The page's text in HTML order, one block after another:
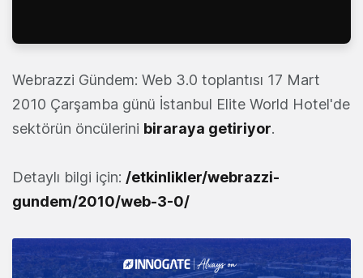
Webrazzi Gündem: Web 3.0 toplantısı 17 Mart
2010 Çarşamba günü İstanbul Elite World Hotel'de
sektörün öncülerini biraraya getiriyor.
Detaylı bilgi için: /etkinlikler/webrazzi-
gundem/2010/web-3-0/